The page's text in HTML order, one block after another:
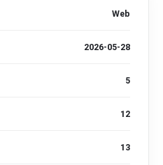
Web
2026-05-28
5
12
13